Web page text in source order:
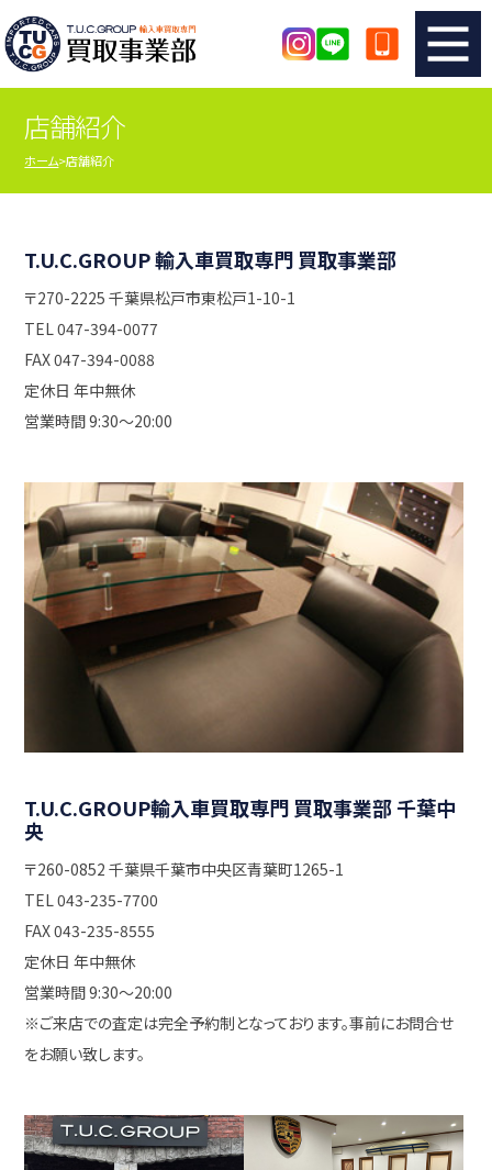
TUCのカンタン査定
査定の注意事項 メーカー別査定フォーム
TUCの買取実績 買取屋さんのスタッフblog
店舗紹介
シリアルナンバーの解説
店舗紹介
ホーム 店舗紹介
T.U.C.GROUP 輸入車買取専門 買取事業部
〒270-2225 千葉県松戸市東松戸1-10-1
TEL 047-394-0077
FAX 047-394-0088
定休日 年中無休
営業時間 9:30〜20:00
T.U.C.GROUP輸入車買取専門 買取事業部 千葉中
央
〒260-0852 千葉県千葉市中央区青葉町1265-1
TEL 043-235-7700
FAX 043-235-8555
定休日 年中無休
営業時間 9:30〜20:00
※ご来店での査定は完全予約制となっております。事前にお問合せ
をお願い致します。